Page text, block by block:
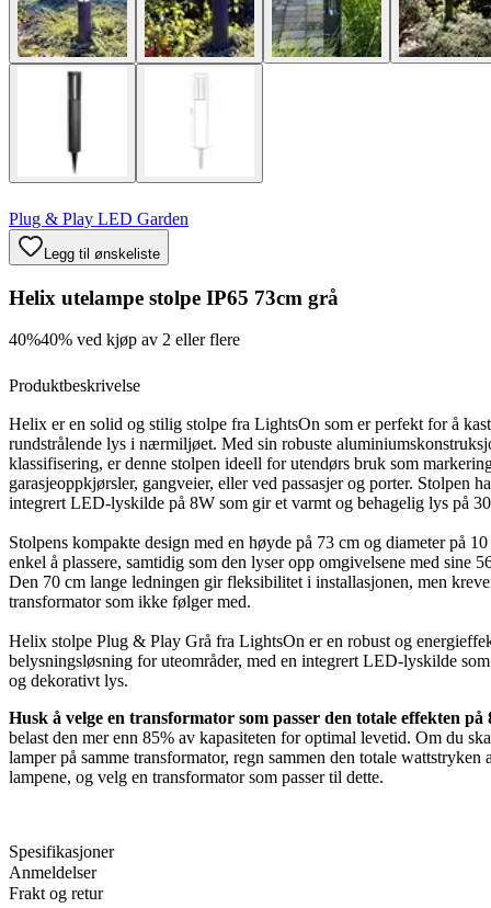
Plug & Play LED Garden
Legg til ønskeliste
Helix utelampe stolpe IP65 73cm grå
40%40% ved kjøp av 2 eller flere
Produktbeskrivelse
Helix er en solid og stilig stolpe fra LightsOn som er perfekt for å
rundstrålende lys i nærmiljøet. Med sin robuste
klassifisering, er denne stolpen ideell for utendørs bruk som
garasjeoppkjørsler, gangveier, eller ved passasjer og porter. Stolpen
integrert LED-lyskilde på 8W som gir et varmt og behagelig lys på
Stolpens kompakte design med en høyde på 73 cm og diameter på
enkel å plassere, samtidig som den lyser opp omgivelsene med sine
Den 70 cm lange ledningen gir fleksibilitet i installasjonen, men
transformator som ikke følger med.
Helix stolpe Plug & Play Grå fra LightsOn er en robust og
belysningsløsning for uteområder, med en integrert LED-lyskilde
og dekorativt lys.
Husk å velge en transformator som passer den totale effekten på
belast den mer enn 85% av kapasiteten for optimal levetid. Om du
lamper på samme transformator, regn sammen den totale wattstryken
lampene, og velg en transformator som passer til dette.
Spesifikasjoner
Anmeldelser
Frakt og retur